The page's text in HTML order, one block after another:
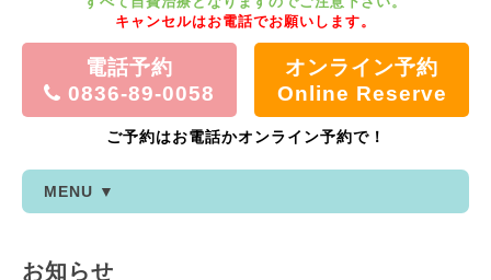
キャンセルはお電話でお願いします。
電話予約
0836-89-0058
オンライン予約
Online Reserve
ご予約はお電話かオンライン予約で！
MENU ▼
お知らせ